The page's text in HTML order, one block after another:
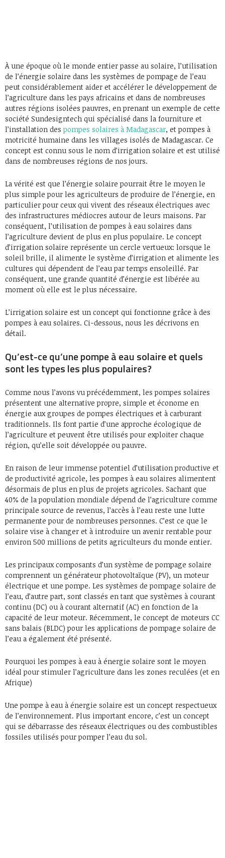
À une époque où le monde entier passe au solaire, l’utilisation
de l’énergie solaire dans les systèmes de pompage de l’eau
peut considérablement aider et accélérer le développement de
l’agriculture dans les pays africains et dans de nombreuses
autres régions isolées pauvres, en prenant un exemple de cette
société Sundesigntech qui spécialisé dans la fourniture et
l’installation despompes solaires à Madagascar, et pompes à
motricité humaine dans les villages isolés de Madagascar. Ce
concept est connu sous le nom d’irrigation solaire et est utilisé
dans de nombreuses régions de nos jours.
La vérité est que l’énergie solaire pourrait être le moyen le
plus simple pour les agriculteurs de produire de l’énergie, en
particulier pour ceux qui vivent des réseaux électriques avec
des infrastructures médiocres autour de leurs maisons. Par
conséquent, l’utilisation de pompes à eau solaires dans
l’agriculture devient de plus en plus populaire. Le concept
d’irrigation solaire représente un cercle vertueux: lorsque le
soleil brille, il alimente le système d’irrigation et alimente les
cultures qui dépendent de l’eau par temps ensoleillé. Par
conséquent, une grande quantité d’énergie est libérée au
moment où elle est le plus nécessaire.
L’irrigation solaire est un concept qui fonctionne grâce à des
pompes à eau solaires. Ci-dessous, nous les décrivons en
détail.
Qu’est-ce qu’une pompe à eau solaire et quels
sont les types les plus populaires?
Comme nous l’avons vu précédemment, les pompes solaires
présentent une alternative propre, simple et économe en
énergie aux groupes de pompes électriques et à carburant
traditionnels. Ils font partie d’une approche écologique de
l’agriculture et peuvent être utilisés pour exploiter chaque
région, qu’elle soit développée ou pauvre.
En raison de leur immense potentiel d’utilisation productive et
de productivité agricole, les pompes à eau solaires alimentent
désormais de plus en plus de projets agricoles. Sachant que
40% de la population mondiale dépend de l’agriculture comme
principale source de revenus, l’accès à l’eau reste une lutte
permanente pour de nombreuses personnes. C’est ce que le
solaire vise à changer et à introduire un avenir rentable pour
environ 500 millions de petits agriculteurs du monde entier.
Les principaux composants d’un système de pompage solaire
comprennent un générateur photovoltaïque (PV), un moteur
électrique et une pompe. Les systèmes de pompage solaire de
l’eau, d’autre part, sont classés en tant que systèmes à courant
continu (DC) ou à courant alternatif (AC) en fonction de la
capacité de leur moteur. Récemment, le concept de moteurs CC
sans balais (BLDC) pour les applications de pompage solaire de
l’eau a également été présenté.
Pourquoi les pompes à eau à énergie solaire sont le moyen
idéal pour stimuler l’agriculture dans les zones reculées (et en
Afrique)
Une pompe à eau à énergie solaire est un concept respectueux
de l’environnement. Plus important encore, c’est un concept
qui se débarrasse des réseaux électriques ou des combustibles
fossiles utilisés pour pomper l’eau du sol.